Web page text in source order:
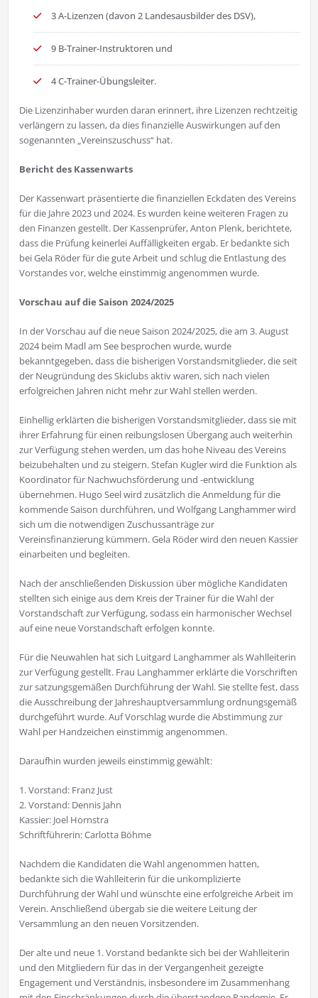
3 A-Lizenzen (davon 2 Landesausbilder des DSV),
9 B-Trainer-Instruktoren und
4 C-Trainer-Übungsleiter.
Die Lizenzinhaber wurden daran erinnert, ihre Lizenzen rechtzeitig
verlängern zu lassen, da dies finanzielle Auswirkungen auf den
sogenannten „Vereinszuschuss“ hat.
Bericht des Kassenwarts
Der Kassenwart präsentierte die finanziellen Eckdaten des Vereins
für die Jahre 2023 und 2024. Es wurden keine weiteren Fragen zu
den Finanzen gestellt. Der Kassenprüfer, Anton Plenk, berichtete,
dass die Prüfung keinerlei Auffälligkeiten ergab. Er bedankte sich
bei Gela Röder für die gute Arbeit und schlug die Entlastung des
Vorstandes vor, welche einstimmig angenommen wurde.
Vorschau auf die Saison 2024/2025
In der Vorschau auf die neue Saison 2024/2025, die am 3. August
2024 beim Madl am See besprochen wurde, wurde
bekanntgegeben, dass die bisherigen Vorstandsmitglieder, die seit
der Neugründung des Skiclubs aktiv waren, sich nach vielen
erfolgreichen Jahren nicht mehr zur Wahl stellen werden.
Einhellig erklärten die bisherigen Vorstandsmitglieder, dass sie mit
ihrer Erfahrung für einen reibungslosen Übergang auch weiterhin
zur Verfügung stehen werden, um das hohe Niveau des Vereins
beizubehalten und zu steigern. Stefan Kugler wird die Funktion als
Koordinator für Nachwuchsförderung und -entwicklung
übernehmen. Hugo Seel wird zusätzlich die Anmeldung für die
kommende Saison durchführen, und Wolfgang Langhammer wird
sich um die notwendigen Zuschussanträge zur
Vereinsfinanzierung kümmern. Gela Röder wird den neuen Kassier
einarbeiten und begleiten.
Nach der anschließenden Diskussion über mögliche Kandidaten
stellten sich einige aus dem Kreis der Trainer für die Wahl der
Vorstandschaft zur Verfügung, sodass ein harmonischer Wechsel
auf eine neue Vorstandschaft erfolgen konnte.
Für die Neuwahlen hat sich Luitgard Langhammer als Wahlleiterin
zur Verfügung gestellt. Frau Langhammer erklärte die Vorschriften
zur satzungsgemäßen Durchführung der Wahl. Sie stellte fest, dass
die Ausschreibung der Jahreshauptversammlung ordnungsgemäß
durchgeführt wurde. Auf Vorschlag wurde die Abstimmung zur
Wahl per Handzeichen einstimmig angenommen.
Daraufhin wurden jeweils einstimmig gewählt:
1. Vorstand: Franz Just
2. Vorstand: Dennis Jahn
Kassier: Joel Hornstra
Schriftführerin: Carlotta Böhme
Nachdem die Kandidaten die Wahl angenommen hatten,
bedankte sich die Wahlleiterin für die unkomplizierte
Durchführung der Wahl und wünschte eine erfolgreiche Arbeit im
Verein. Anschließend übergab sie die weitere Leitung der
Versammlung an den neuen Vorsitzenden.
Der alte und neue 1. Vorstand bedankte sich bei der Wahlleiterin
und den Mitgliedern für das in der Vergangenheit gezeigte
Engagement und Verständnis, insbesondere im Zusammenhang